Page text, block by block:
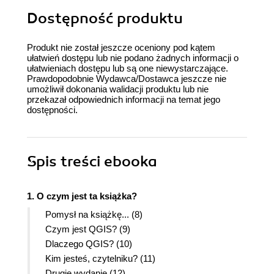
Dostępność produktu
Produkt nie został jeszcze oceniony pod kątem
ułatwień dostępu lub nie podano żadnych informacji o
ułatwieniach dostępu lub są one niewystarczające.
Prawdopodobnie Wydawca/Dostawca jeszcze nie
umożliwił dokonania walidacji produktu lub nie
przekazał odpowiednich informacji na temat jego
dostępności.
Spis treści ebooka
1. O czym jest ta książka?
Pomysł na książkę... (8)
Czym jest QGIS? (9)
Dlaczego QGIS? (10)
Kim jesteś, czytelniku? (11)